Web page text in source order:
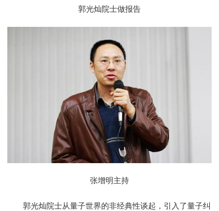
郭光灿院士做报告
张增明主持
郭光灿院士从量子世界的非经典性谈起，引入了量子纠